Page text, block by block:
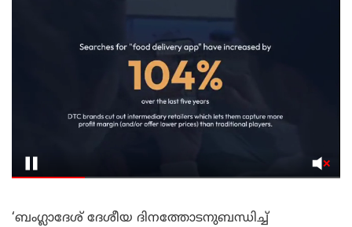
‘ബംഗ്ലാദേശ് ദേശീയ ദിനത്തോടനുബന്ധിച്ച്